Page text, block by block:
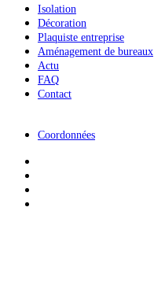
Isolation
Décoration
Plaquiste entreprise
Aménagement de bureaux
Actu
FAQ
Contact
Coordonnées